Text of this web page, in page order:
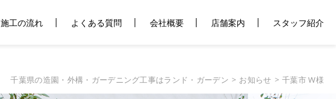
施工の流れ よくある質問 会社概要 店舗案内 スタッフ紹介
千葉県の造園・外構・ガーデニング工事はランド・ガーデン お知らせ 千葉市 W様